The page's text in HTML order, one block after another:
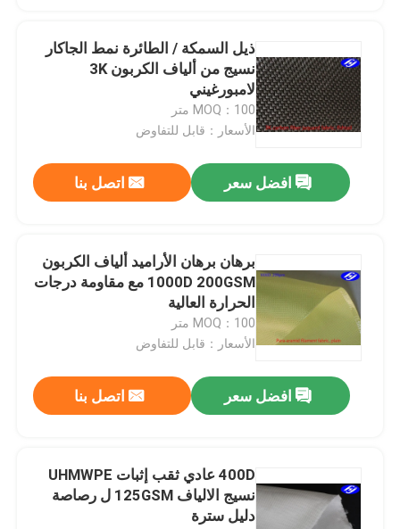
ذيل السمكة / الطائرة نمط الجاكار
نسيج من ألياف الكربون 3K
لامبورغيني
MOQ：100 متر
الأسعار：قابل للتفاوض
افضل سعر اتصل بنا
برهان برهان الأراميد ألياف الكربون
1000D 200GSM مع مقاومة درجات
الحرارة العالية
MOQ：100 متر
الأسعار：قابل للتفاوض
افضل سعر اتصل بنا
400D عادي ثقب إثبات UHMWPE
نسيج الالياف 125GSM ل رصاصة
دليل سترة